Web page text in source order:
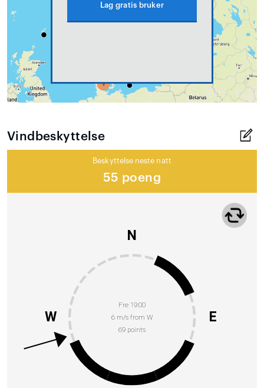
Lag gratis bruker
Vindbeskyttelse
Beskyttelse neste natt
55 poeng
Fre 19:00
6 m/s from W
69 points
N
E
W